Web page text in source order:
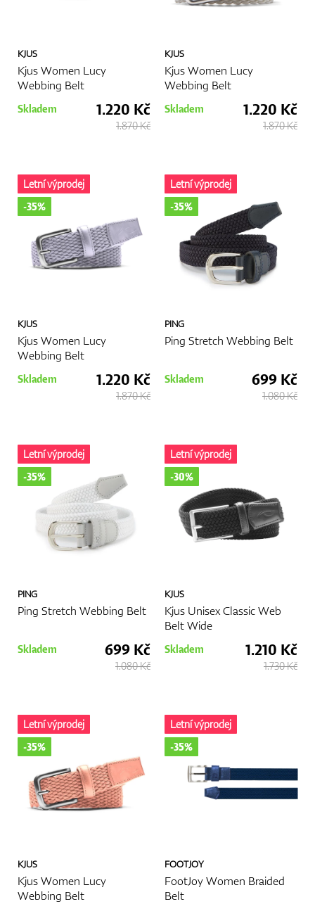
KJUS
Kjus Women Lucy
Webbing Belt
Skladem 1.220 Kč
1.870 Kč
KJUS
Kjus Women Lucy
Webbing Belt
Skladem 1.220 Kč
1.870 Kč
KJUS
Kjus Women Lucy
Webbing Belt
Letní výprodej
-35%
Skladem 1.220 Kč
1.870 Kč
PING
Ping Stretch Webbing Belt
Letní výprodej
-35%
Skladem 699 Kč
1.080 Kč
PING
Ping Stretch Webbing Belt
Letní výprodej
-35%
Skladem 699 Kč
1.080 Kč
KJUS
Kjus Unisex Classic Web
Belt Wide
Letní výprodej
-30%
Skladem 1.210 Kč
1.730 Kč
KJUS
Kjus Women Lucy
Webbing Belt
Letní výprodej
-35%
FOOTJOY
FootJoy Women Braided
Belt
Letní výprodej
-35%